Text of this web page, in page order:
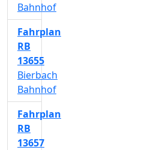
Bahnhof
Fahrplan
RB
13655
Bierbach
Bahnhof
Fahrplan
RB
13657